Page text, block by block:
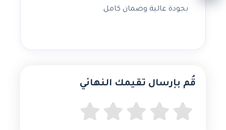
بجودة عالية وضمان كامل.
قُم بإرسال تقيمك النهائي